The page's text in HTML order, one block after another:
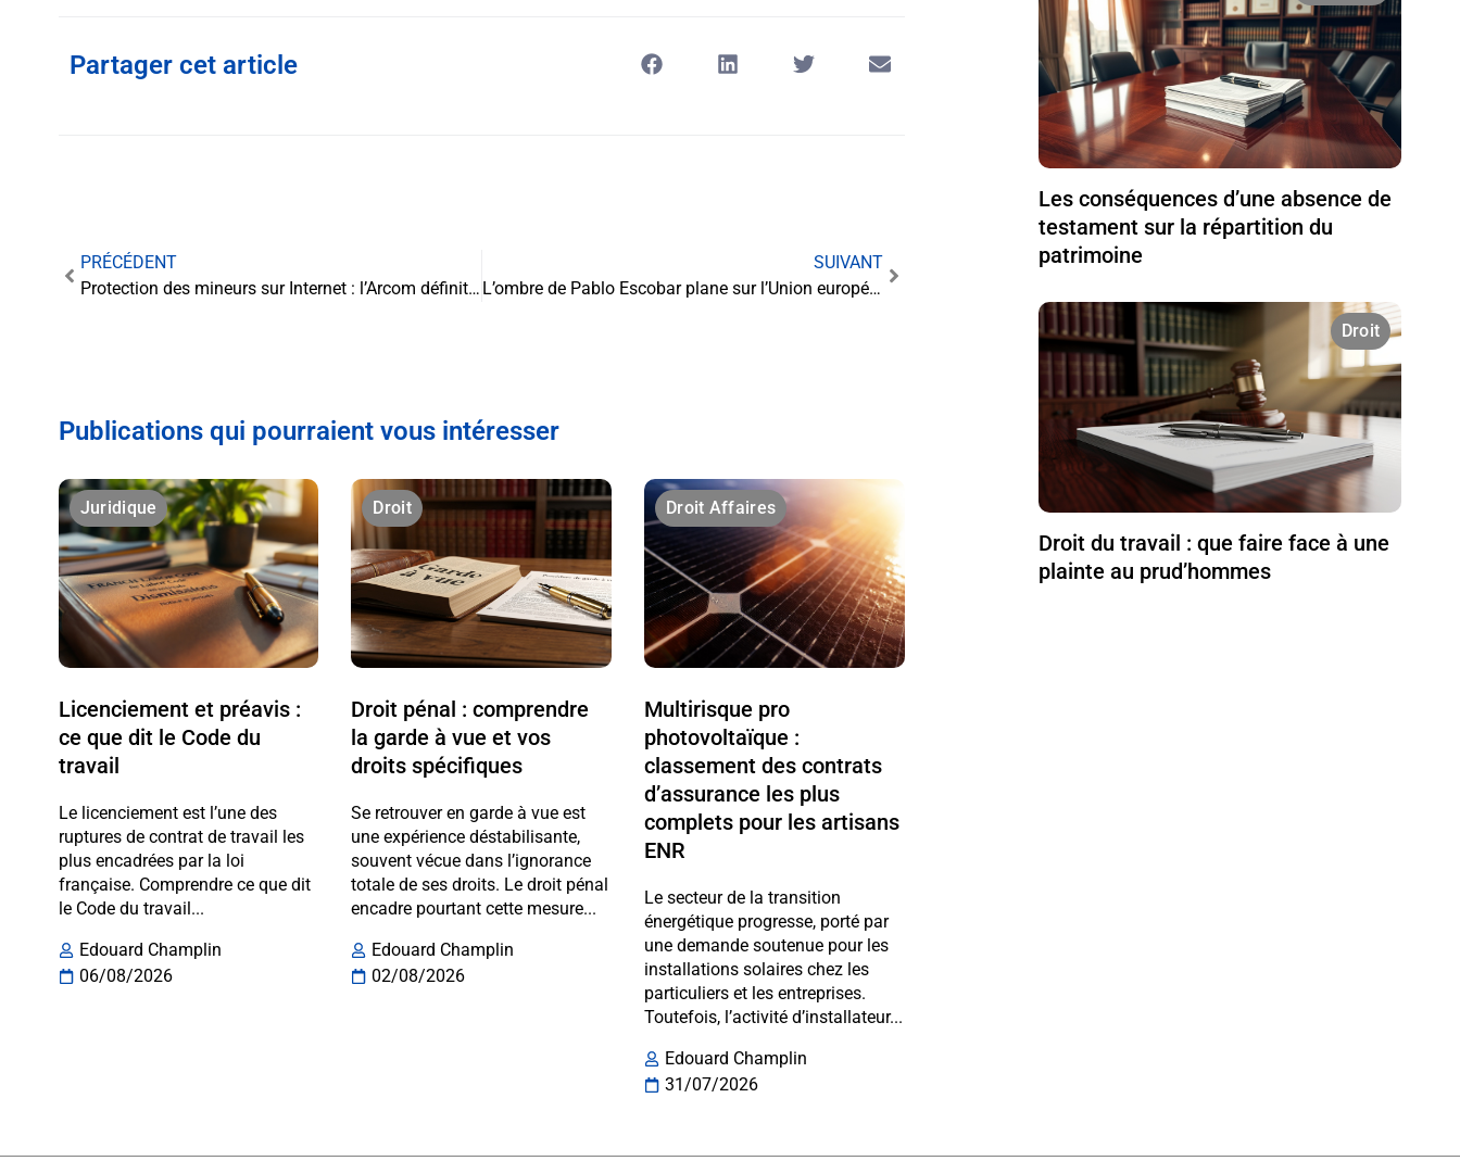
Partager cet article
PRÉCÉDENT
Protection des mineurs sur Internet : l’Arcom définit les modalités de contrôle d’accès aux sites pour adultes
SUIVANT
L’ombre de Pablo Escobar plane sur l’Union européenne : interdiction d’une marque controversée
Publications qui pourraient vous intéresser
Juridique
Licenciement et préavis :
ce que dit le Code du
travail
Le licenciement est l’une des
ruptures de contrat de travail les
plus encadrées par la loi
française. Comprendre ce que dit
le Code du travail...
Edouard Champlin
06/08/2026
Droit
Droit pénal : comprendre
la garde à vue et vos
droits spécifiques
Se retrouver en garde à vue est
une expérience déstabilisante,
souvent vécue dans l’ignorance
totale de ses droits. Le droit pénal
encadre pourtant cette mesure...
Edouard Champlin
02/08/2026
Droit Affaires
Multirisque pro
photovoltaïque :
classement des contrats
d’assurance les plus
complets pour les artisans
ENR
Le secteur de la transition
énergétique progresse, porté par
une demande soutenue pour les
installations solaires chez les
particuliers et les entreprises.
Toutefois, l’activité d’installateur...
Edouard Champlin
31/07/2026
Les conséquences d’une absence de
testament sur la répartition du
patrimoine
Droit
Droit du travail : que faire face à une
plainte au prud’hommes